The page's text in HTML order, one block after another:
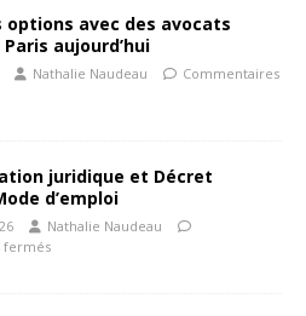
options avec des avocats
aujourd’hui
Nathalie Naudeau
Commentaires
juridique et Décret
d’emploi
Nathalie Naudeau
fermés